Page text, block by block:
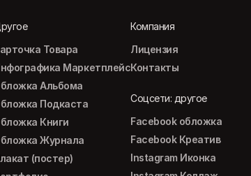
Товара
Маркетплейс
Альбома
Подкаста
Книги
Журнала
(постер)
Компания
Лицензия
Контакты
Соцсети: другое
Facebook обложка
Facebook Креатив
Instagram Иконка